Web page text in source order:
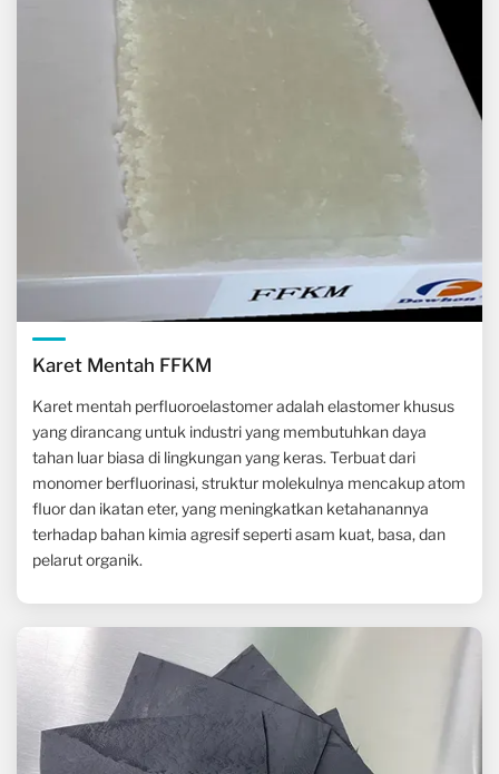
Karet Mentah FFKM
Karet mentah perfluoroelastomer adalah elastomer khusus
yang dirancang untuk industri yang membutuhkan daya
tahan luar biasa di lingkungan yang keras. Terbuat dari
monomer berfluorinasi, struktur molekulnya mencakup atom
fluor dan ikatan eter, yang meningkatkan ketahanannya
terhadap bahan kimia agresif seperti asam kuat, basa, dan
pelarut organik.